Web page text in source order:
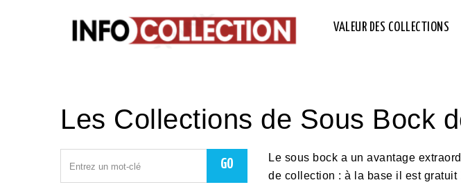
VALEUR DES COLLECTIONS
Les Collections de Sous Bock
Le sous bock a un avantage
de collection : à la base il est gratuit